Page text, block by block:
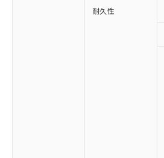
耐久性